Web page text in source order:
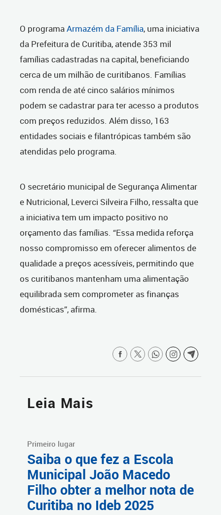
O programaArmazém da Família, uma iniciativa
da Prefeitura de Curitiba, atende 353 mil
famílias cadastradas na capital, beneficiando
cerca de um milhão de curitibanos. Famílias
com renda de até cinco salários mínimos
podem se cadastrar para ter acesso a produtos
com preços reduzidos. Além disso, 163
entidades sociais e filantrópicas também são
atendidas pelo programa.
O secretário municipal de Segurança Alimentar
e Nutricional, Leverci Silveira Filho, ressalta que
a iniciativa tem um impacto positivo no
orçamento das famílias. “Essa medida reforça
nosso compromisso em oferecer alimentos de
qualidade a preços acessíveis, permitindo que
os curitibanos mantenham uma alimentação
equilibrada sem comprometer as finanças
domésticas”, afirma.
Leia Mais
Primeiro lugar
Saiba o que fez a Escola
Municipal João Macedo
Filho obter a melhor nota de
Curitiba no Ideb 2025